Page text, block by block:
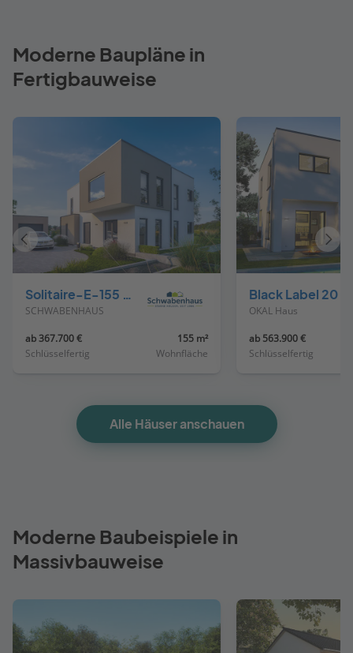
Moderne Baupläne in
Fertigbauweise
Solitaire-E-155 E9
SCHWABENHAUS
ab 367.700 €
Schlüsselfertig
155 m²
Wohnfläche
Black Label 20
OKAL Haus
ab 563.900 €
Schlüsselfertig
Vorheriges
Haus
Haus
Alle Häuser anschauen
Moderne Baubeispiele in
Massivbauweise